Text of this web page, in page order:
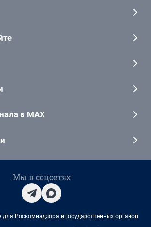
в MAX
Мы в соцсетях
для Роскомнадзора и государственных органов